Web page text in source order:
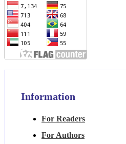
Information
For Readers
For Authors